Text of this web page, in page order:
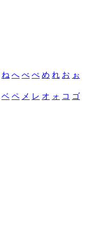
ね へ べ ぺ め れ お ぉ
ベ ペ メ レ オ ォ コ ゴ